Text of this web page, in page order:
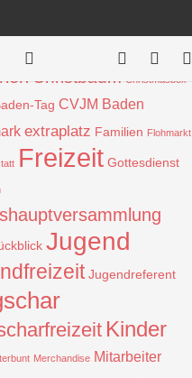
Badentreff Bauprojekt
Christbaum Christmasbox
Tag CVJM Baden
extraplatz Familien Flohmarkt
Freizeit Gottesdienst
Jugend
Jugendreferent
Kinder
Merchandise Mitarbeiter